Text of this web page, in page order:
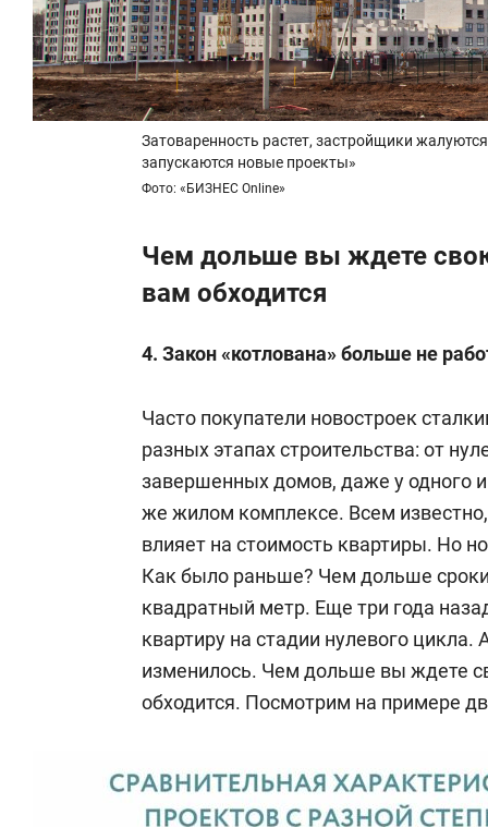
Затоваренность растет, застройщики
запускаются новые проекты»
Фото: «БИЗНЕС Online»
Чем дольше вы ждете
вам обходится
4. Закон «котлована» больше не
Часто покупатели новостроек
разных этапах строительства: от
завершенных домов, даже у одного
же жилом комплексе. Всем
влияет на стоимость квартиры. Но
Как было раньше? Чем дольше
квадратный метр. Еще три года
квартиру на стадии нулевого цикла.
изменилось. Чем дольше вы ждете
обходится. Посмотрим на примере